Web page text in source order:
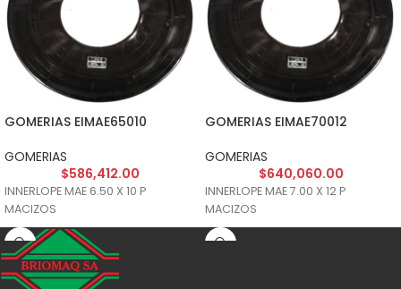
GOMERIAS EIMAE65010
GOMERIAS
$586,412.00
INNERLOPE MAE 6.50 X 10 P
MACIZOS
GOMERIAS EIMAE70012
GOMERIAS
$640,060.00
INNERLOPE MAE 7.00 X 12 P
MACIZOS